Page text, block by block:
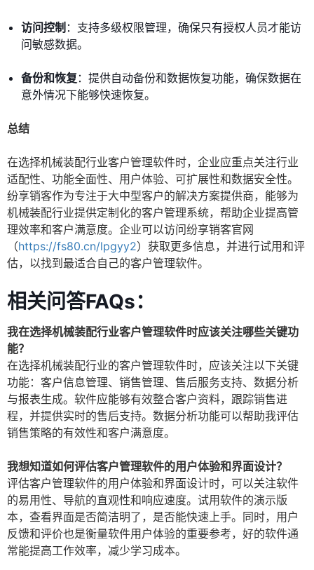
访问控制 ：支持多级权限管理，确保只有授权人员才能访
问敏感数据。
备份和恢复 ：提供自动备份和数据恢复功能，确保数据在
意外情况下能够快速恢复。
总结
在选择机械装配行业客户管理软件时，企业应重点关注行业
适配性、功能全面性、用户体验、可扩展性和数据安全性。
纷享销客作为专注于大中型客户的解决方案提供商，能够为
机械装配行业提供定制化的客户管理系统，帮助企业提高管
理效率和客户满意度。企业可以访问纷享销客官网
（https://fs80.cn/lpgyy2）获取更多信息，并进行试用和评
估，以找到最适合自己的客户管理软件。
相关问答FAQs：
我在选择机械装配行业客户管理软件时应该关注哪些关键功
能？
在选择机械装配行业的客户管理软件时，应该关注以下关键
功能：客户信息管理、销售管理、售后服务支持、数据分析
与报表生成。软件应能够有效整合客户资料，跟踪销售进
程，并提供实时的售后支持。数据分析功能可以帮助我评估
销售策略的有效性和客户满意度。
我想知道如何评估客户管理软件的用户体验和界面设计？
评估客户管理软件的用户体验和界面设计时，可以关注软件
的易用性、导航的直观性和响应速度。试用软件的演示版
本，查看界面是否简洁明了，是否能快速上手。同时，用户
反馈和评价也是衡量软件用户体验的重要参考，好的软件通
常能提高工作效率，减少学习成本。